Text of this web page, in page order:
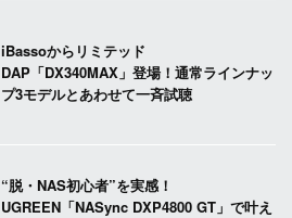
iBassoからリミテッド
DAP「DX340MAX」登場！通常ラインナッ
プ3モデルとあわせて一斉試聴
“脱・NAS初心者”を実感！
UGREEN「NASync DXP4800 GT」で叶え